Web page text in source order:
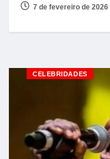
7 de fevereiro de 2026
CELEBRIDADES